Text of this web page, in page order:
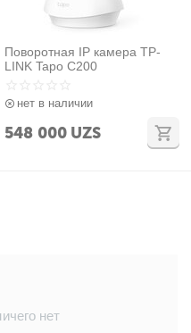
Поворотная IP камера TP-
LINK Tapo C200
нет в наличии
548 000 UZS
нет